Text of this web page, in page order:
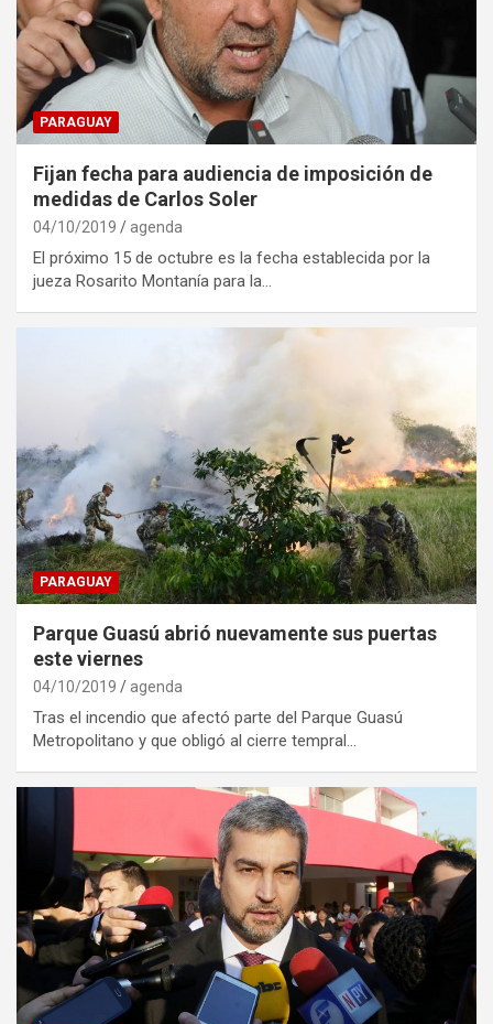
PARAGUAY
Fijan fecha para audiencia de imposición de
medidas de Carlos Soler
04/10/2019 agenda
El próximo 15 de octubre es la fecha establecida por la
jueza Rosarito Montanía para la…
PARAGUAY
Parque Guasú abrió nuevamente sus puertas
este viernes
04/10/2019 agenda
Tras el incendio que afectó parte del Parque Guasú
Metropolitano y que obligó al cierre tempral…